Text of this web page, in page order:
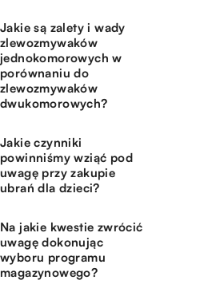
Jakie są zalety i wady
zlewozmywaków
jednokomorowych w
porównaniu do
zlewozmywaków
dwukomorowych?
Jakie czynniki
powinniśmy wziąć pod
uwagę przy zakupie
ubrań dla dzieci?
Na jakie kwestie zwrócić
uwagę dokonując
wyboru programu
magazynowego?